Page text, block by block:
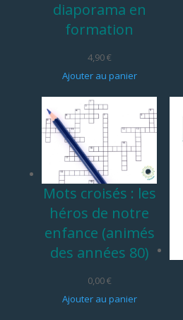
diaporama en
formation
4,90€
Ajouter au panier
Mots croisés : les
héros de notre
enfance (animés
des années 80)
0,00€
Ajouter au panier